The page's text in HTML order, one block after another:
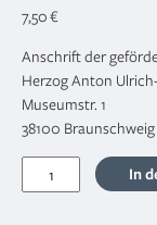
7,50€
Anschrift der
Herzog Anton
Museumstr. 1
38100 Braunschweig
Hofdegen
In